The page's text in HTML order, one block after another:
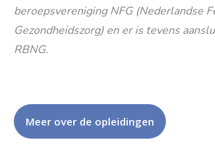
beroepsvereniging NFG (Nederlandse
Gezondheidszorg) en er is tevens
RBNG.
Meer over de opleidingen